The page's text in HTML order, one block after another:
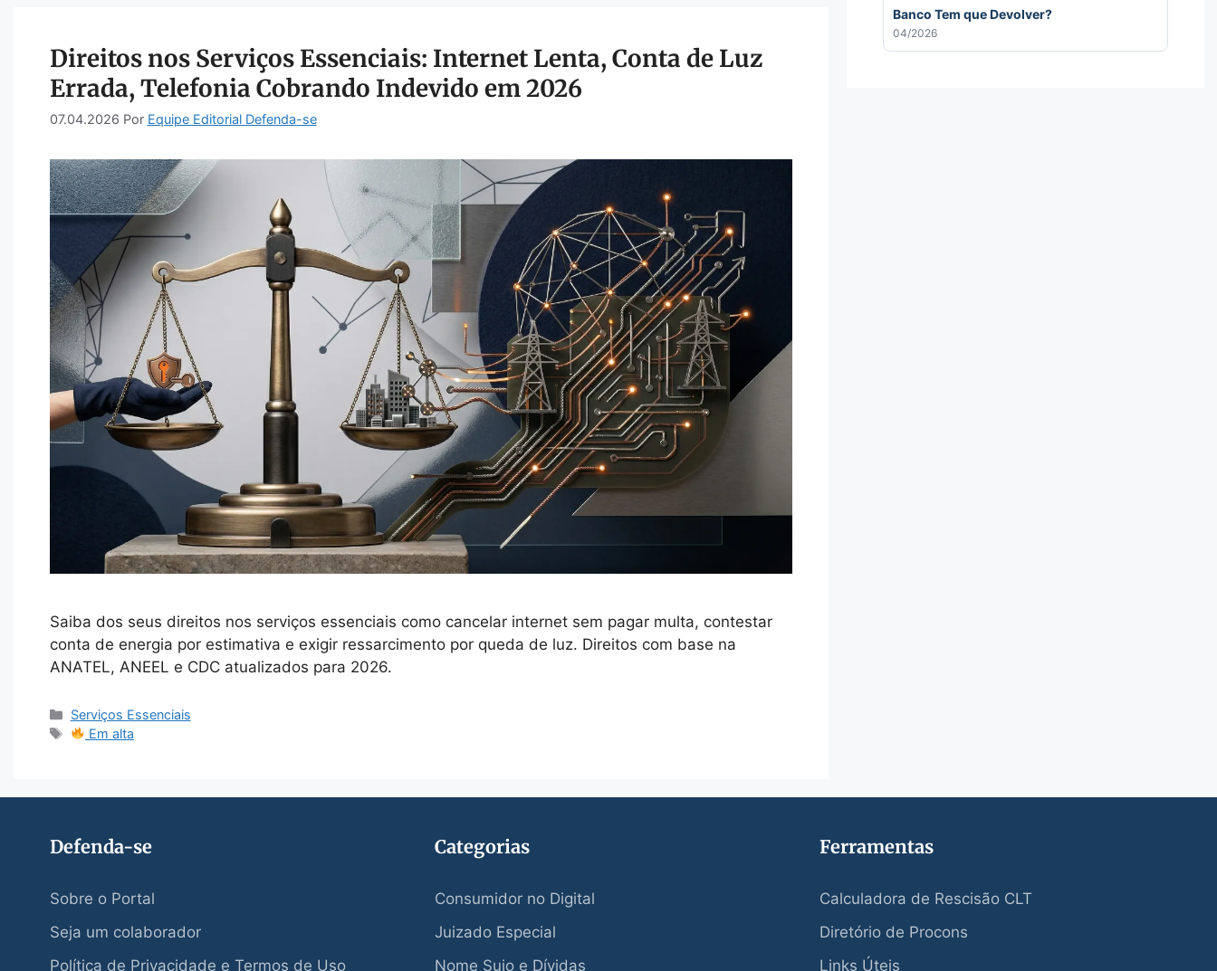
Direitos nos Serviços Essenciais: Internet Lenta, Conta de Luz
Errada, Telefonia Cobrando Indevido em 2026
07.04.2026 Por Equipe Editorial Defenda-se
Saiba dos seus direitos nos serviços essenciais como cancelar internet sem pagar multa, contestar
conta de energia por estimativa e exigir ressarcimento por queda de luz. Direitos com base na
ANATEL, ANEEL e CDC atualizados para 2026.
Categorias
Serviços Essenciais
TagsEm alta
Banco Tem que Devolver?
04/2026
Defenda-se
Sobre o Portal
Seja um colaborador
Política de Privacidade e Termos de Uso
Categorias
Consumidor no Digital
Juizado Especial
Nome Sujo e Dívidas
Ferramentas
Calculadora de Rescisão CLT
Diretório de Procons
Links Úteis